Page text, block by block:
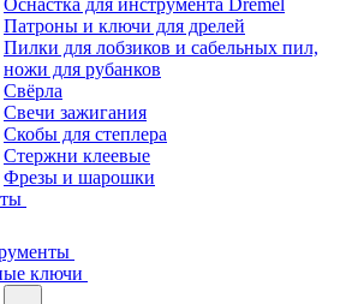
Оснастка для инструмента Dremel
Патроны и ключи для дрелей
Пилки для лобзиков и сабельных пил,
ножи для рубанков
Свёрла
Свечи зажигания
Скобы для степлера
Стержни клеевые
Фрезы и шарошки
ключи